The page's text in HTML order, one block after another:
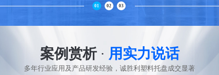
01 02 03
案例赏析 · 用实力说话
多年行业应用及产品研发经验，诚胜利塑料托盘成交显著